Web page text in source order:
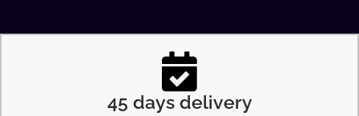
45 days delivery